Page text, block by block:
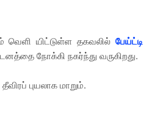
வெளி யிட்டுள்ள தகவலில் பேய்ட்டி
நோக்கி நகர்ந்து வருகிறது.
புயலாக மாறும்.